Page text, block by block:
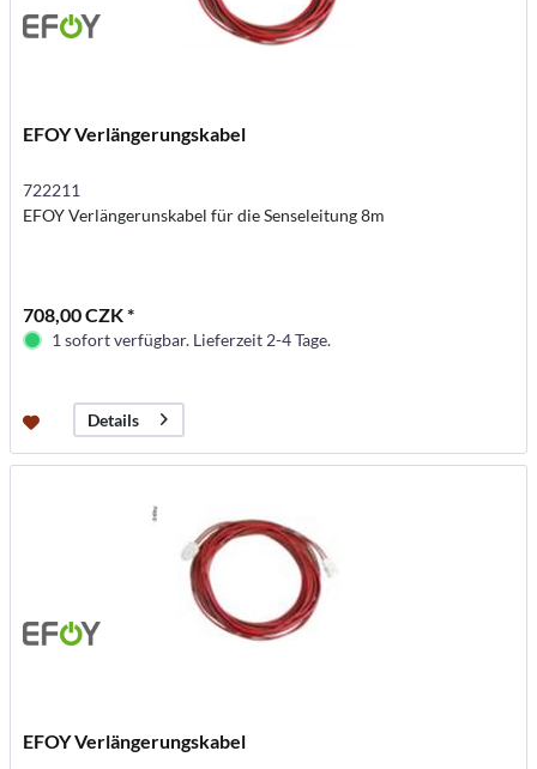
EFOY Verlängerungskabel
722211
EFOY Verlängerunskabel für die Senseleitung 8m
708,00 CZK *
1 sofort verfügbar. Lieferzeit 2-4 Tage.
Details
EFOY Verlängerungskabel